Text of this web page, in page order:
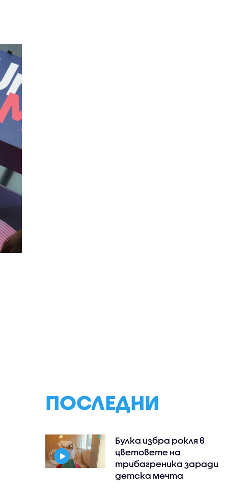
ПОСЛЕДНИ
Булка избра рокля в
цветовете на
трибагреника заради
детска мечта